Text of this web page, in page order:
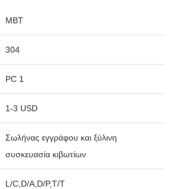
MBT
304
PC 1
1-3 USD
Σωλήνας εγγράφου και ξύλινη
συσκευασία κιβωτίων
L/C,D/A,D/P,T/T